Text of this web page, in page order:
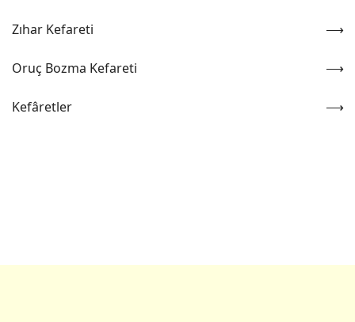
Zıhar Kefareti
Oruç Bozma Kefareti
Kefâretler